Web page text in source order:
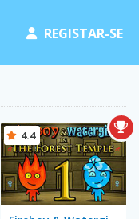
REGISTAR-SE
4.4